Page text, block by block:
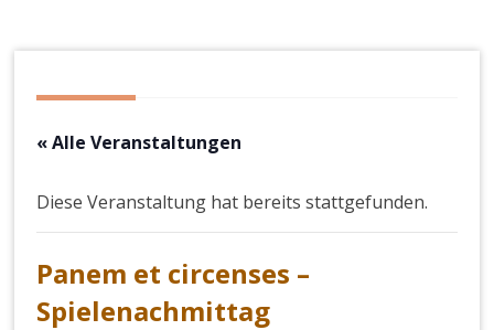
« Alle Veranstaltungen
Diese Veranstaltung hat bereits stattgefunden.
Panem et circenses –
Spielenachmittag